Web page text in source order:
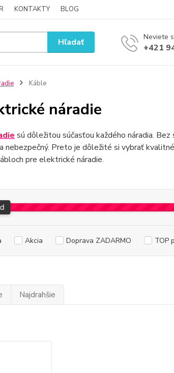
KONTAKTY BLOG
Hľadať Neviete
+421
Káble
náradie
sú dôležitou súčasťou každého náradia.
nebezpečný. Preto je dôležité si vybrať
pre elektrické náradie.
Akcia Doprava ZADARMO TOP
Najdrahšie